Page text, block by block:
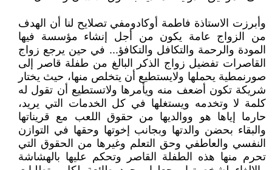
وأبرزت الاستاذة فاطمة أوكادومفي تصلايح لنا أن الهدف
من الزواج عامة يكون من أجل إنشاء مؤسسة فيها
المودة والرحمة والتكافل والتكافؤ... في حين يرجع زواج
القاصرات تفضيل زواج الذكر البالغ من طفلة قاصر إلى
صورنمطية يحملها ولايستطيع أن يتخلص منها، حيث يختار
شريكة تكون أضعف منه ويأمرها ولاتستطيع أن تقول له
كلمة لا وتخدمه ويستغلها في كل الخدمات التي يريد،
حارما إياها هو ووالديها من حقوق اللعب مع قريناتها
والبقاء بحضن والدتها وبجانب إخوتها وحقها في التوازن
النفسي والعاطفي وحق التعلم وغيرها من الحقوق التي
تحرم منها هذه الطفلة القاصر وتحكم عليها بالهشاشة